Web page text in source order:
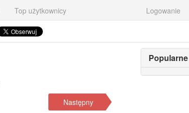
Top użytkownicy Logowanie
Następny
Popularne